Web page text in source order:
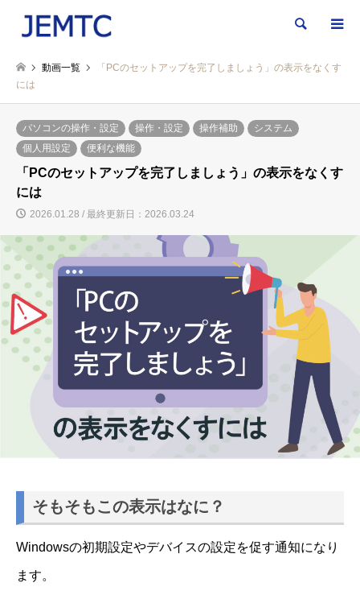
検索
動画一覧
「PCのセットアップを完了しましょう」の表示をなくす
には
パソコンの操作・設定 操作・設定 操作補助
システム
個人用設定
便利な機能
「PCのセットアップを完了しましょう」の表示をなくす
には
2026.01.28 / 最終更新日：2026.03.24
そもそもこの表示はなに？
Windowsの初期設定やデバイスの設定を促す通知になり
ます。